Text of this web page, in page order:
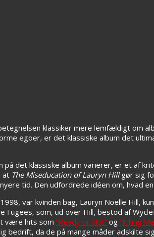
klassiker mere lemfældigt om
egoer, er det klassiske album det
på det klassiske album varierer, er et af
at The Miseducation of Lauryn Hillgør sig
tid. Den udfordrede idéen om, hvad
var kvinden bag, Lauryn Noelle Hill,
Fugees, som, ud over Hill, bestod af
være hits som “Ready or Not” og “Killing
bedrift, da de på mange måder adskilte